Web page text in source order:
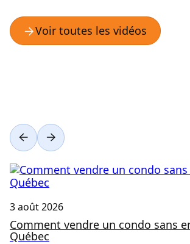
3 août 2026
Comment vendre un condo sans
Québec